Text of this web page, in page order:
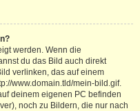
werden. Wenn die
du das Bild auch direkt
verlinken, das auf einem
www.domain.tld/mein-bild.gif.
deinem eigenen PC befinden
noch zu Bildern, die nur nach